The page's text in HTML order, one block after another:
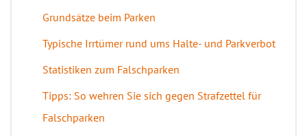
Grundsätze beim Parken
Typische Irrtümer rund ums Halte- und Parkverbot
Statistiken zum Falschparken
Tipps: So wehren Sie sich gegen Strafzettel für
Falschparken